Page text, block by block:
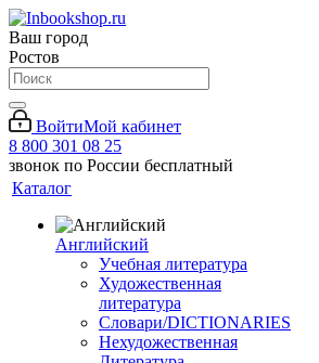
Ваш город
Ростов
ВойтиМой кабинет
8 800 301 08 25
звонок по России бесплатный
Каталог
Английский
Учебная литература
Художественная
литература
Словари/DICTIONARIES
Нехудожественная